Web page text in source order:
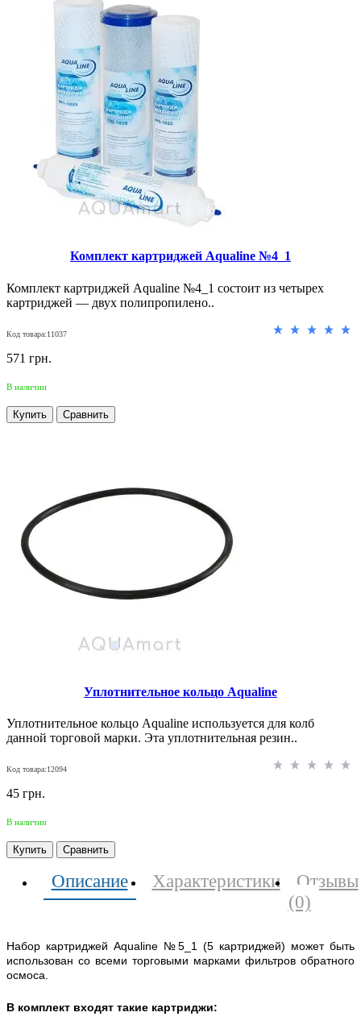
Комплект картриджей Aqualine №4_1
Комплект картриджей Aqualine №4_1 состоит из четырех
картриджей — двух полипропилено..
Код товара:11037
571 грн.
В наличии
Купить Сравнить
Уплотнительное кольцо Aqualine
Уплотнительное кольцо Aqualine используется для колб
данной торговой марки. Эта уплотнительная резин..
Код товара:12094
45 грн.
В наличии
Купить Сравнить
Описание Характеристики
Отзывы
(0)
Набор картриджей Aqualine №5_1 (5 картриджей) может быть
использован со всеми торговыми марками фильтров обратного
осмоса.
В комплект входят такие картриджи: